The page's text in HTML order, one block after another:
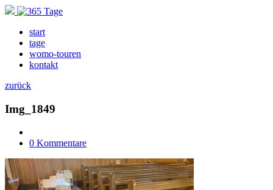
start
tage
womo-touren
kontakt
zurück
Img_1849
0 Kommentare